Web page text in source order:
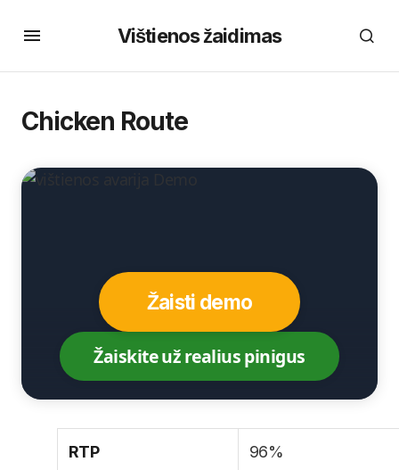
Vištienos žaidimas
Chicken Route
Žaisti demo
Žaiskite už realius pinigus
RTP 96%